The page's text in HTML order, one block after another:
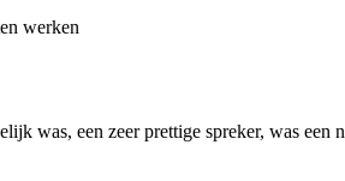
werken
was, een zeer prettige spreker, was een